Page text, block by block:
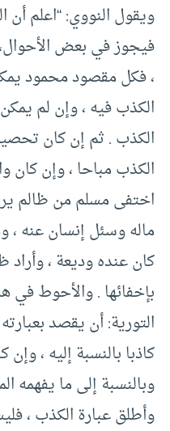
ويقول النووي: “اعلم
فيجوز في بعض
، فكل مقصود محمود
الكذب فيه ، وإن لم
الكذب . ثم إن كان
الكذب مباحا ، وإن كان
اختفى مسلم من ظالم
ماله وسئل إنسان عنه ،
كان عنده وديعة ،
بإخفائها . والأحوط في
التورية: أن يقصد
كاذبا بالنسبة إليه ،
وبالنسبة إلى ما يفهمه
وأطلق عبارة الكذب ،